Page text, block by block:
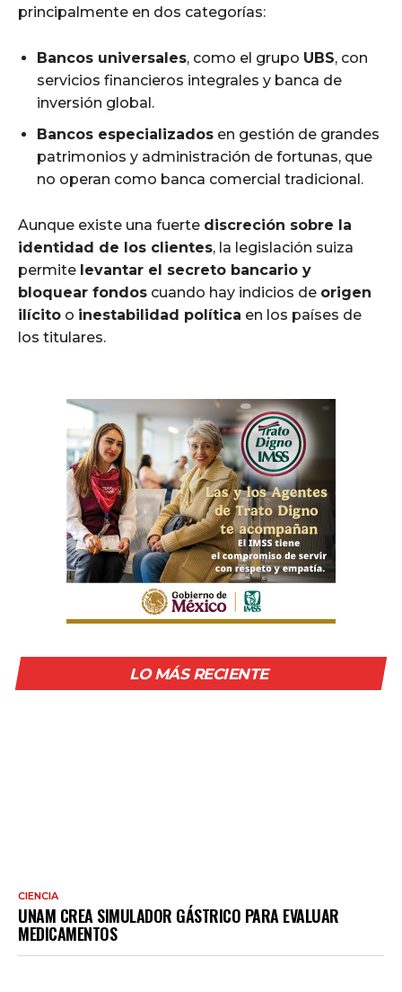
principalmente en dos categorías:
Bancos universales, como el grupo UBS, con
servicios financieros integrales y banca de
inversión global.
Bancos especializados en gestión de grandes
patrimonios y administración de fortunas, que
no operan como banca comercial tradicional.
Aunque existe una fuerte discreción sobre la
identidad de los clientes, la legislación suiza
permite levantar el secreto bancario y
bloquear fondos cuando hay indicios de origen
ilícito o inestabilidad política en los países de
los titulares.
LO MÁS RECIENTE
CIENCIA
UNAM CREA SIMULADOR GÁSTRICO PARA EVALUAR
MEDICAMENTOS